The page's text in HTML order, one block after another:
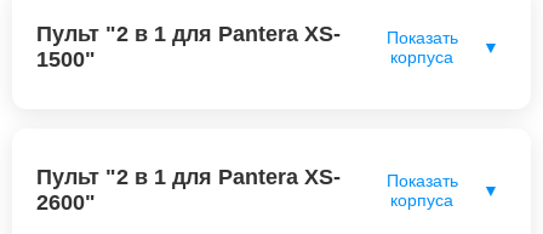
Пульт "2 в 1 для Pantera XS-
1500"
Показать
корпуса
▼
Пульт "2 в 1 для Pantera XS-
2600"
Показать
корпуса
▼